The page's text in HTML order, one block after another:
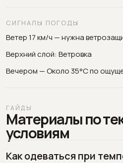
СИГНАЛЫ ПОГОДЫ
Ветер 17 км/ч — нужна
Верхний слой: Ветровка
Вечером — Около 35°C по
ГАЙДЫ
Материалы по
условиям
Как одеваться при